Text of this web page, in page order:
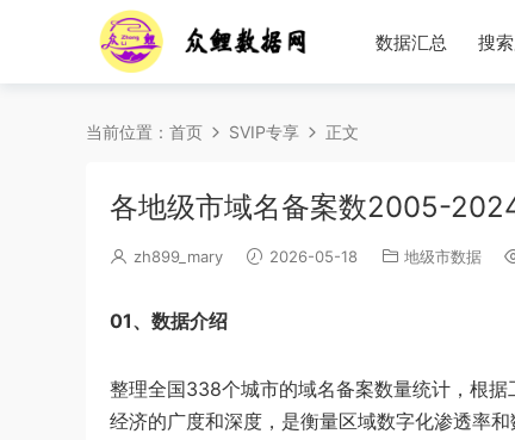
数据汇总 搜
当前位置： 首页 SVIP专享 正文
各地级市域名备案数2005-
zh899_mary 2026-05-18 地级市数据
01、数据介绍
整理全国338个城市的域名备案数量统计，根
经济的广度和深度，是衡量区域数字化渗透率